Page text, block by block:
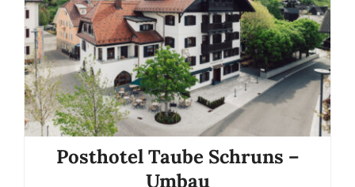
Posthotel Taube Schruns –
Umbau